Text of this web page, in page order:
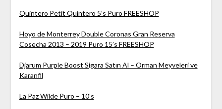
Quintero Petit Quintero 5’s Puro FREESHOP
Hoyo de Monterrey Double Coronas Gran Reserva
Cosecha 2013 – 2019 Puro 15’s FREESHOP
Djarum Purple Boost Sigara Satın Al – Orman Meyveleri ve
Karanfil
La Paz Wilde Puro – 10’s